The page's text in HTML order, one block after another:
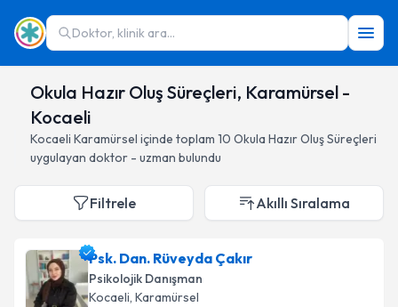
Doktor, klinik ara...
Okula Hazır Oluş Süreçleri, Karamürsel -
Kocaeli
Kocaeli Karamürsel içinde toplam 10 Okula Hazır Oluş Süreçleri
uygulayan doktor - uzman bulundu
Filtrele Akıllı Sıralama
Psk. Dan. Rüveyda Çakır
Psikolojik Danışman
Kocaeli, Karamürsel